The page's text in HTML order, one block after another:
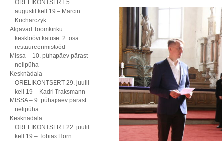
ORELIKONTSERT 5.
augustil kell 19 – Marcin
Kucharczyk
Algavad Toomkiriku
kesklöövi katuse 2. osa
restaureerimistööd
Missa – 10. pühapäev pärast
nelipüha
Kesknädala
ORELIKONTSERT 29. juulil
kell 19 – Kadri Traksmann
MISSA – 9. pühapäev pärast
nelipüha
Kesknädala
ORELIKONTSERT 22. juulil
kell 19 – Tobias Horn